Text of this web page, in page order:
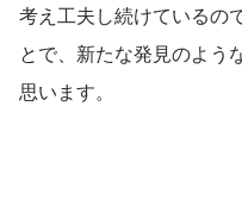
考え工夫し続けているの
とで、新たな発見のよう
思います。